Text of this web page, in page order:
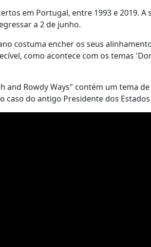
em Portugal, entre 1993 e 2019.
a 2 de junho.
costuma encher os seus
como acontece com os temas
and Rowdy Ways" contém um tema
caso do antigo Presidente dos Estados